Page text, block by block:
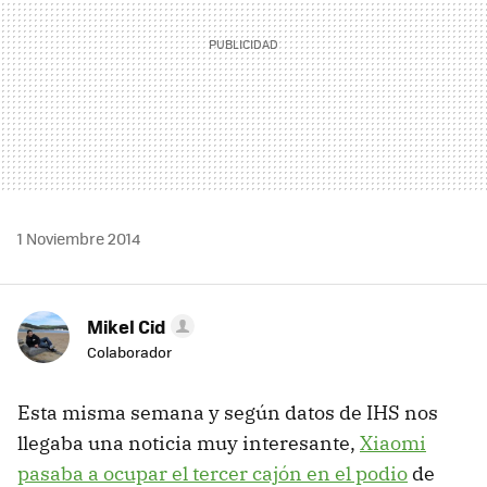
1 Noviembre 2014
Mikel Cid
Colaborador
Esta misma semana y según datos de IHS nos
llegaba una noticia muy interesante, Xiaomi
pasaba a ocupar el tercer cajón en el podio de